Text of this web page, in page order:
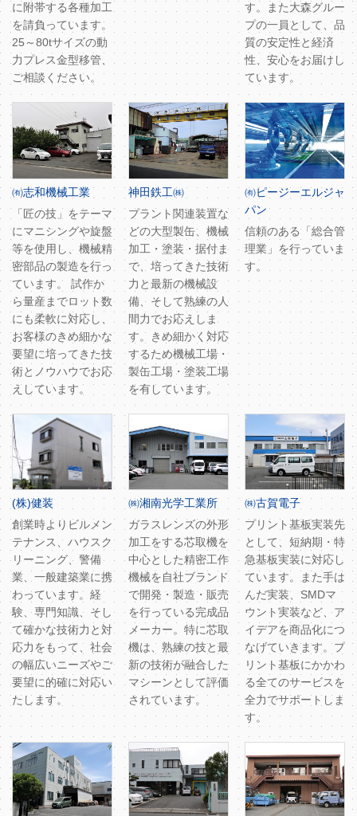
に附帯する各種加工
を請負っています。
25～80tサイズの動
力プレス金型移管、
ご相談ください。
す。また大森グルー
プの一員として、品
質の安定性と経済
性、安心をお届けし
ています。
㈲志和機械工業
「匠の技」をテーマ
にマニシングや旋盤
等を使用し、機械精
密部品の製造を行っ
ています。 試作か
ら量産までロット数
にも柔軟に対応し、
お客様のきめ細かな
要望に培ってきた技
術とノウハウでお応
えしています。
神田鉄工㈱
プラント関連装置な
どの大型製缶、機械
加工・塗装・据付ま
で、培ってきた技術
力と最新の機械設
備、そして熟練の人
間力でお応えしま
す。きめ細かく対応
するため機械工場・
製缶工場・塗装工場
を有しています。
㈲ピージーエルジャ
パン
信頼のある「総合管
理業」を行っていま
す。
(株)健装
創業時よりビルメン
テナンス、ハウスク
リーニング、警備
業、一般建築業に携
わっています。経
験、専門知識、そし
て確かな技術力と対
応力をもって、社会
の幅広いニーズやご
要望に的確に対応い
たします。
㈱湘南光学工業所
ガラスレンズの外形
加工をする芯取機を
中心とした精密工作
機械を自社ブランド
で開発・製造・販売
を行っている完成品
メーカー。特に芯取
機は、熟練の技と最
新の技術が融合した
マシーンとして評価
されています。
㈱古賀電子
プリント基板実装先
として、短納期・特
急基板実装に対応し
ています。また手は
んだ実装、SMDマ
ウント実装など、ア
イデアを商品化につ
なげていきます。プ
リント基板にかかわ
る全てのサービスを
全力でサポートしま
す。